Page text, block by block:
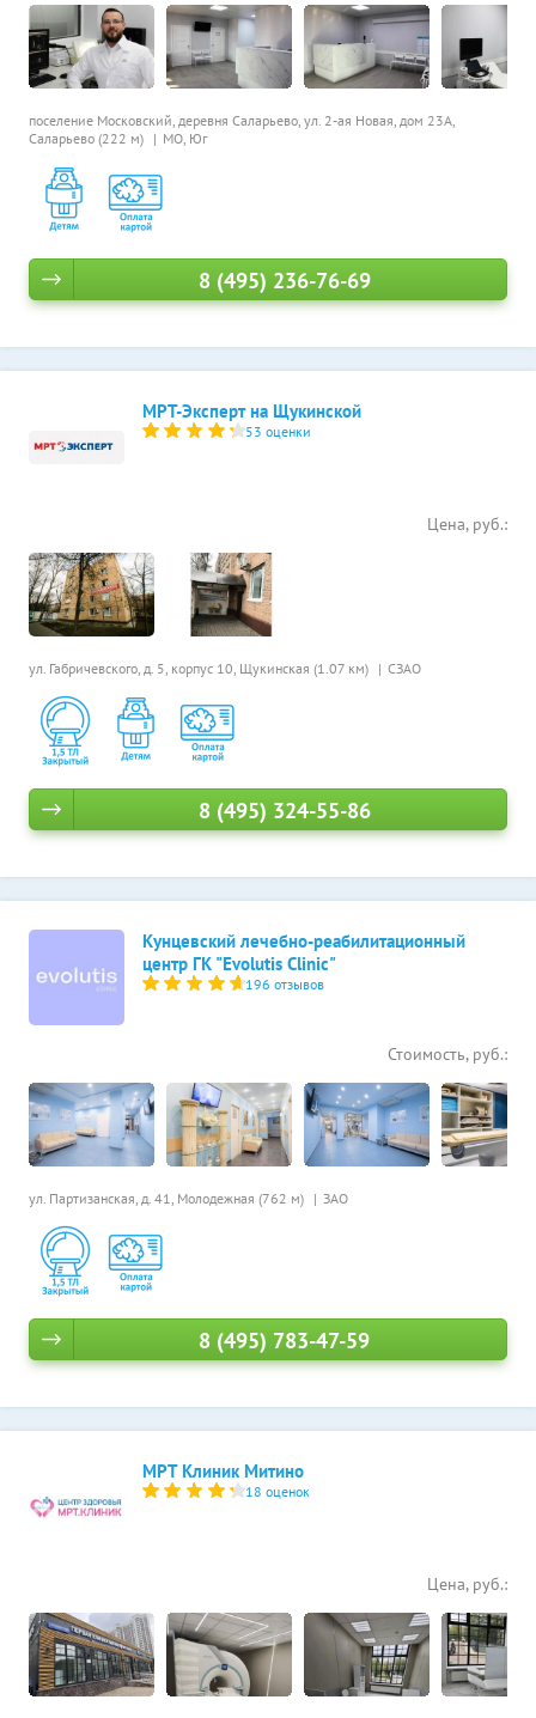
поселение Московский, деревня Саларьево, ул. 2-ая Новая, дом 23А,
Саларьево (222 м)
МО, Юг
8 (495) 236-76-69
МРТ-Эксперт на Щукинской
53 оценки
ул. Габричевского, д. 5, корпус 10, Щукинская (1.07 км) СЗАО
Цена, руб.:
8 (495) 324-55-86
Кунцевский лечебно-реабилитационный
центр ГК "Evolutis Clinic"
196 отзывов
ул. Партизанская, д. 41, Молодежная (762 м) ЗАО
Стоимость, руб.:
8 (495) 783-47-59
МРТ Клиник Митино
18 оценок
Цена, руб.: